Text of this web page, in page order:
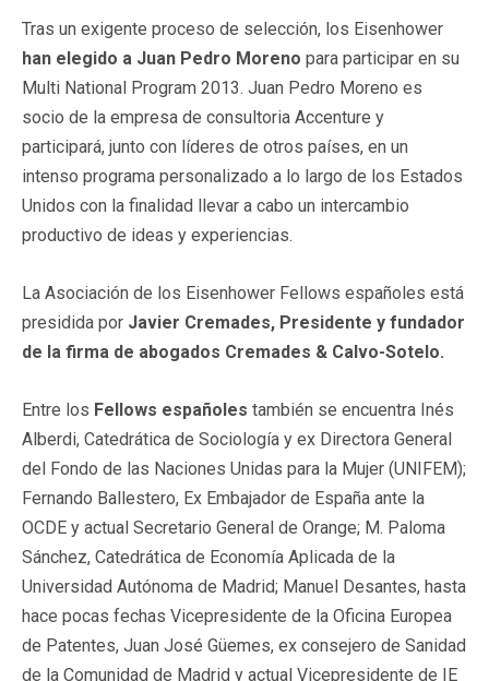
Tras un exigente proceso de selección, los Eisenhower
han elegido a Juan Pedro Moreno para participar en su
Multi National Program 2013. Juan Pedro Moreno es
socio de la empresa de consultoria Accenture y
participará, junto con líderes de otros países, en un
intenso programa personalizado a lo largo de los Estados
Unidos con la finalidad llevar a cabo un intercambio
productivo de ideas y experiencias.
La Asociación de los Eisenhower Fellows españoles está
presidida por Javier Cremades, Presidente y fundador
de la firma de abogados Cremades & Calvo-Sotelo.
Entre los Fellows españoles también se encuentra Inés
Alberdi, Catedrática de Sociología y ex Directora General
del Fondo de las Naciones Unidas para la Mujer (UNIFEM);
Fernando Ballestero, Ex Embajador de España ante la
OCDE y actual Secretario General de Orange; M. Paloma
Sánchez, Catedrática de Economía Aplicada de la
Universidad Autónoma de Madrid; Manuel Desantes, hasta
hace pocas fechas Vicepresidente de la Oficina Europea
de Patentes, Juan José Güemes, ex consejero de Sanidad
de la Comunidad de Madrid y actual Vicepresidente de IE